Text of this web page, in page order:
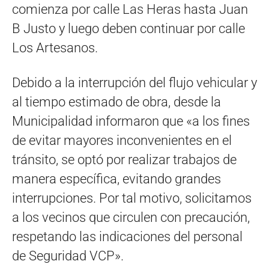
comienza por calle Las Heras hasta Juan
B Justo y luego deben continuar por calle
Los Artesanos.
Debido a la interrupción del flujo vehicular y
al tiempo estimado de obra, desde la
Municipalidad informaron que «a los fines
de evitar mayores inconvenientes en el
tránsito, se optó por realizar trabajos de
manera específica, evitando grandes
interrupciones. Por tal motivo, solicitamos
a los vecinos que circulen con precaución,
respetando las indicaciones del personal
de Seguridad VCP».